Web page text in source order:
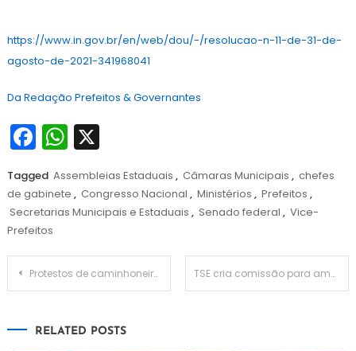
https://www.in.gov.br/en/web/dou/-/resolucao-n-11-de-31-de-
agosto-de-2021-341968041
Da Redação Prefeitos & Governantes
Facebook
WhatsApp
X
Tagged Assembleias Estaduais , Câmaras Municipais , chefes
de gabinete , Congresso Nacional , Ministérios , Prefeitos ,
Secretarias Municipais e Estaduais , Senado federal , Vice-
Prefeitos
Navegação
Protestos de caminhoneiros seguem em 14 estados; 5 têm vias bloqueadas TSE cria comissão para ampliar fiscalização e transparência do processo eleitoral
RELATED POSTS